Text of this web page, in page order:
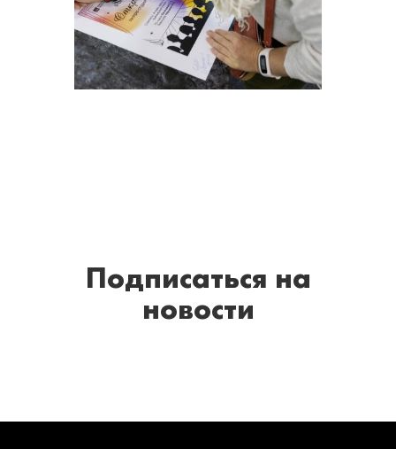
Подписаться на
новости